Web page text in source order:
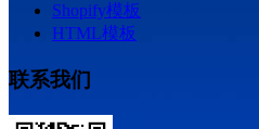
Shopify模板
HTML模板
联系我们